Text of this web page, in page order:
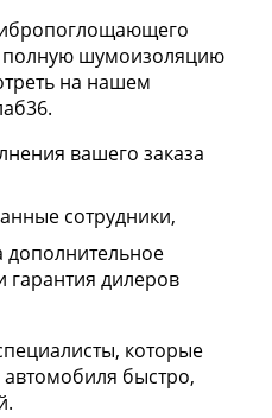
полную шумоизоляцию
на нашем
вашего заказа
сотрудники,
дополнительное
дилеров
которые
быстро,